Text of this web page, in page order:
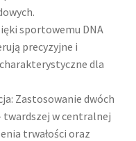
sportowemu DNA
precyzyjne i
dla
Zastosowanie dwóch
twardszej w centralnej
trwałości oraz